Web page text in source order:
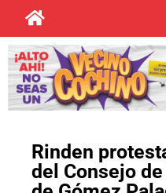
Rinden
del Consejo